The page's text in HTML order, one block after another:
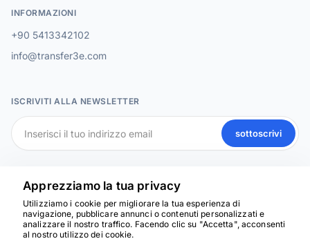
INFORMAZIONI
+90 5413342102
info@transfer3e.com
ISCRIVITI ALLA NEWSLETTER
sottoscrivi
Apprezziamo la tua privacy
Utilizziamo i cookie per migliorare la tua esperienza di
navigazione, pubblicare annunci o contenuti personalizzati e
analizzare il nostro traffico. Facendo clic su "Accetta", acconsenti
al nostro utilizzo dei cookie.
Siamo qui per aiutarti